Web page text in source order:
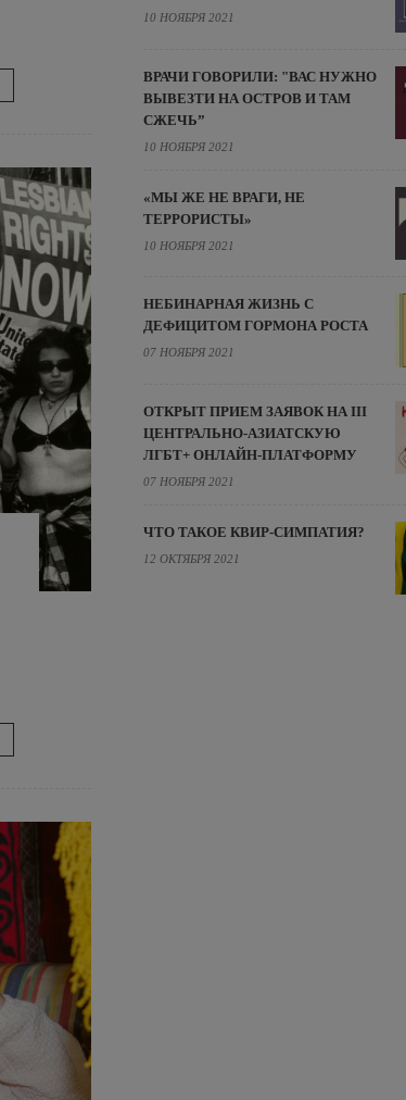
10 НОЯБРЯ 2021
ВРАЧИ ГОВОРИЛИ: "ВАС НУЖНО
ВЫВЕЗТИ НА ОСТРОВ И ТАМ
СЖЕЧЬ”
10 НОЯБРЯ 2021
«МЫ ЖЕ НЕ ВРАГИ, НЕ
ТЕРРОРИСТЫ»
10 НОЯБРЯ 2021
НЕБИНАРНАЯ ЖИЗНЬ С
ДЕФИЦИТОМ ГОРМОНА РОСТА
07 НОЯБРЯ 2021
ОТКРЫТ ПРИЕМ ЗАЯВОК НА III
ЦЕНТРАЛЬНО-АЗИАТСКУЮ
ЛГБТ+ ОНЛАЙН-ПЛАТФОРМУ
07 НОЯБРЯ 2021
ЧТО ТАКОЕ КВИР-СИМПАТИЯ?
12 ОКТЯБРЯ 2021